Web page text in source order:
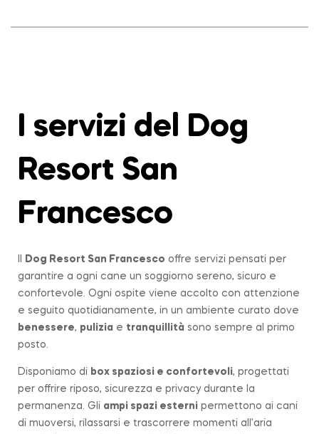
I servizi del Dog
Resort San
Francesco
Dog Resort San Francesco offre servizi pensati per
garantire a ogni cane un soggiorno sereno, sicuro e
confortevole. Ogni ospite viene accolto con attenzione
e seguito quotidianamente, in un ambiente curato dove
benessere, pulizia e tranquillità sono sempre al primo
posto.
Disponiamo di box spaziosi e confortevoli, progettati
per offrire riposo, sicurezza e privacy durante la
permanenza. Gli ampi spazi esterni permettono ai cani
di muoversi, rilassarsi e trascorrere momenti all’aria